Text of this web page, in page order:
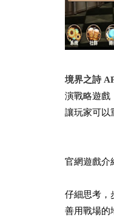
境界之詩
演戰略遊戲
讓玩家可以
官網遊戲介
仔細思考，
善用戰場的